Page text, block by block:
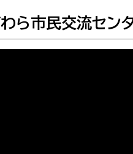
観光
課ら市民交流セン